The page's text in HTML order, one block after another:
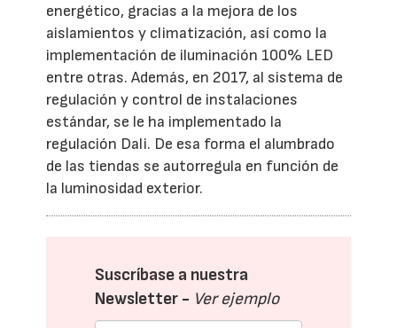
energético, gracias a la mejora de los
aislamientos y climatización, así como la
implementación de iluminación 100% LED
entre otras. Además, en 2017, al sistema de
regulación y control de instalaciones
estándar, se le ha implementado la
regulación Dali. De esa forma el alumbrado
de las tiendas se autorregula en función de
la luminosidad exterior.
Suscríbase a nuestra
Newsletter - Ver ejemplo